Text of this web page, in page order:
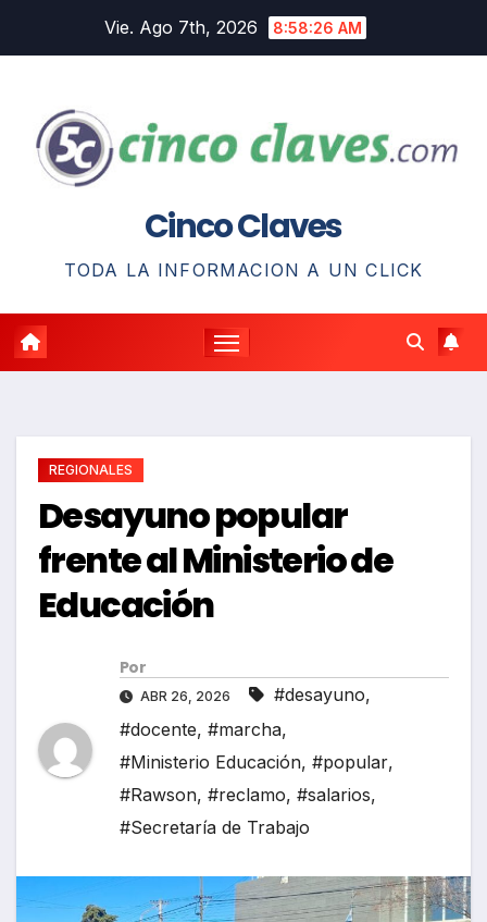
Vie. Ago 7th, 2026 8:58:27 AM
Cinco Claves
TODA LA INFORMACION A UN CLICK
REGIONALES
Desayuno popular
frente al Ministerio de
Educación
Por
ABR 26, 2026 #desayuno,
#docente, #marcha,
#Ministerio Educación, #popular,
#Rawson, #reclamo, #salarios,
#Secretaría de Trabajo